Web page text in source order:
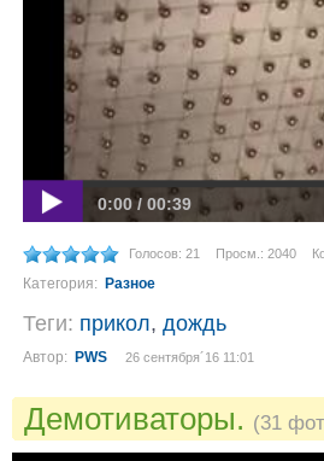
0:00 / 00:39
Голосов: 21 Просм.: 2040
Категория: Разное
Теги: прикол, дождь
Автор: PWS 26 сентября´16 11:01
Демотиваторы. (31